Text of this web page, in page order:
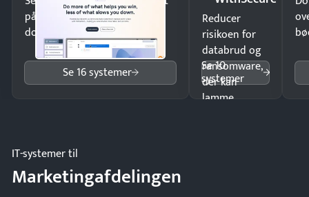
på minutter og mist ingen
dokumenter.
Se 16 systemer
Reducer
risikoen for
databrud og
ransomware,
der kan
lamme
Se 10
systemer
IT-systemer til
Marketingafdelingen